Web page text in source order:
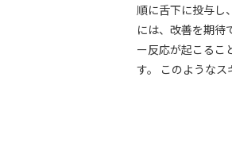
順に舌下に投与し
には、改善を期待
ー反応が起こるこ
す。 このようなス